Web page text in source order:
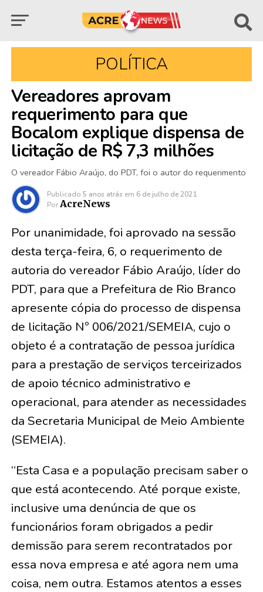
POLÍTICA
Vereadores aprovam
requerimento para que
Bocalom explique dispensa de
licitação de R$ 7,3 milhões
O vereador Fábio Araújo, do PDT, foi o autor do requerimento
Publicado 5 anos atrás em 6 de julho de 2021
Por AcreNews
Por unanimidade, foi aprovado na sessão
desta terça-feira, 6, o requerimento de
autoria do vereador Fábio Araújo, líder do
PDT, para que a Prefeitura de Rio Branco
apresente cópia do processo de dispensa
de licitação Nº 006/2021/SEMEIA, cujo o
objeto é a contratação de pessoa jurídica
para a prestação de serviços terceirizados
de apoio técnico administrativo e
operacional, para atender as necessidades
da Secretaria Municipal de Meio Ambiente
(SEMEIA).
“Esta Casa e a população precisam saber o
que está acontecendo. Até porque existe,
inclusive uma denúncia de que os
funcionários foram obrigados a pedir
demissão para serem recontratados por
essa nova empresa e até agora nem uma
coisa, nem outra. Estamos atentos a esses